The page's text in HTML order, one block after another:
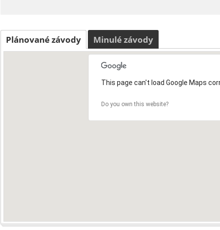
Plánované závody Minulé závody
This page can't load Google Maps
Do you own this website?